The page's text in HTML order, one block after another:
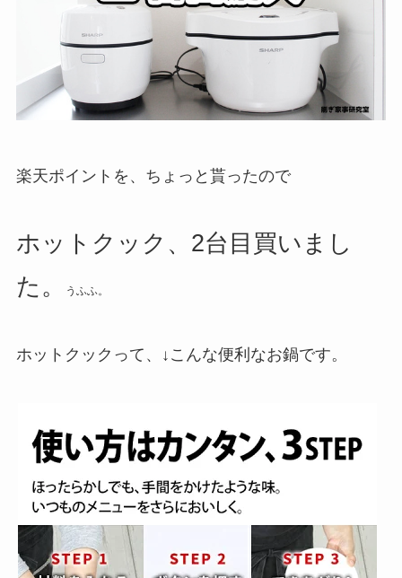
楽天ポイントを、ちょっと貰ったので
ホットクック、2台目買いまし
た。
うふふ。
ホットクックって、↓こんな便利なお鍋です。